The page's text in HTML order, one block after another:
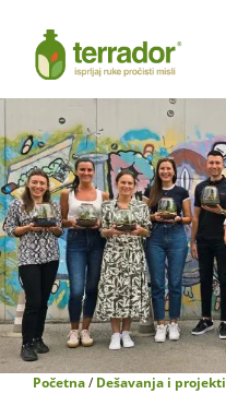
Početna/Dešavanja i projekti